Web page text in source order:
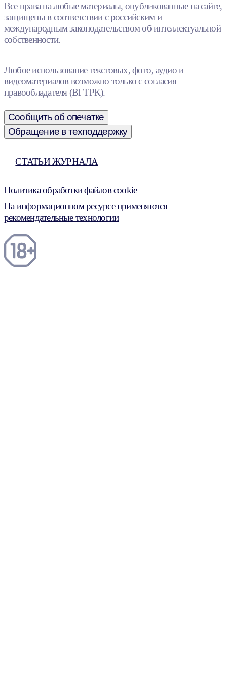
Все права на любые материалы, опубликованные на сайте,
защищены в соответствии с российским и
международным законодательством об интеллектуальной
собственности.
Любое использование текстовых, фото, аудио и
видеоматериалов возможно только с согласия
правообладателя (ВГТРК).
Сообщить об опечатке
Обращение в техподдержку
СТАТЬИ ЖУРНАЛА
Политика обработки файлов cookie
На информационном ресурсе применяются
рекомендательные технологии